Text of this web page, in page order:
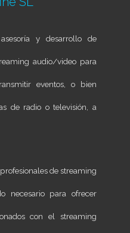
y desarrollo de
audio/video para
eventos, o bien
de radio o televisión, a
de streaming
necesario para ofrecer
con el streaming